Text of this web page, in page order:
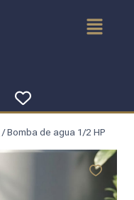
/Bomba de agua 1/2 HP